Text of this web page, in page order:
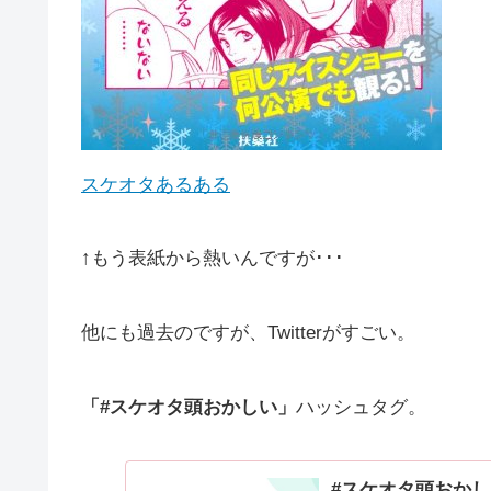
スケオタあるある
↑もう表紙から熱いんですが･･･
他にも過去のですが、Twitterがすごい。
「#スケオタ頭おかしい」 ハッシュタグ。